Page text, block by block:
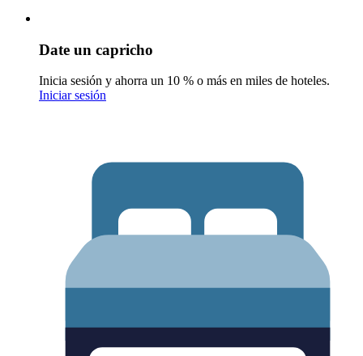
Date un capricho
Inicia sesión y ahorra un 10 % o más en miles de hoteles.
Iniciar sesión